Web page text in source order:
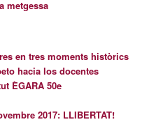
metgessa
en tres moments històrics
hacia los docentes
ÈGARA 50e
2017: LLIBERTAT!